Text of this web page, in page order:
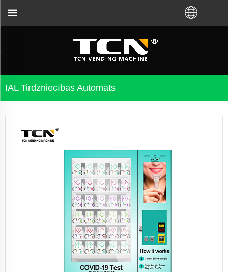
IAL Tirdzniecības Automāts
un problēmu novēršanu